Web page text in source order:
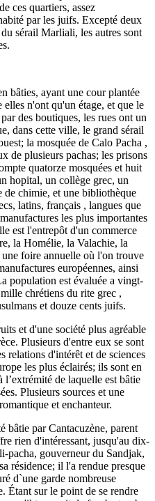
ces quartiers, assez
par les juifs. Excepté deux
sérail Marliali, les autres sont
bâties, ayant une cour plantée
n'ont qu'un étage, et que le
des boutiques, les rues ont un
dans cette ville, le grand sérail
la mosquée de Calo Pacha ,
de plusieurs pachas; les prisons
quatorze mosquées et huit
hopital, un collège grec, un
de chimie, et une bibliothèque
latins, français , langues que
les plus importantes
est l'entrepôt d'un commerce
la Homélie, la Valachie, la
foire annuelle où l'on trouve
européennes, ainsi
population est évaluée a vingt-
chrétiens du rite grec ,
et douze cents juifs.
et d'une société plus agréable
Plusieurs d'entre eux se sont
relations d'intérêt et de sciences
les plus éclairés; ils sont en
de laquelle est bâtie
Plusieurs sources et une
et enchanteur.
bâtie par Cantacuzène, parent
rien d'intéressant, jusqu'au dix-
pacha, gouverneur du Sandjak,
résidence; il l'a rendue presque
d`une garde nombreuse
Étant sur le point de se rendre